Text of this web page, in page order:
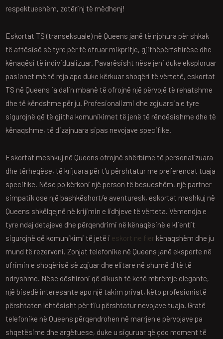
respektueshëm, zotërinj të mëdhenj!
Eskortat TS (transeksuale) në Queens janë të njohura për shkak
të aftësisë së tyre për të ofruar mikpritje, gjithëpërfshirëse dhe
kënaqësi të individualizuar. Pavarësisht nëse jeni duke eksploruar
pasionet më të reja apo duke kërkuar shoqëri të vërtetë, eskortat
TS në Queens ia dalin mbanë të ofrojnë një përvojë të rehatshme
dhe të këndshme për ju. Profesionalizmi dhe zgjuarsia e tyre
sigurojnë që të gjitha komunikimet të jenë të rëndësishme dhe të
kënaqshme, të dizajnuara sipas nevojave specifike.
Eskortat meshkuj në Queens ofrojnë shërbime të personalizuara
dhe tërheqëse, të krijuara për t'u përshtatur me preferencat tuaja
specifike. Nëse po kërkoni një person të besueshëm, një partner
simpatik ose një bashkëshort/e aventuresk, eskortat meshkuj në
Queens shkëlqejnë në krijimin e lidhjeve të vërteta. Vëmendja e
tyre ndaj detajeve dhe përqendrimi në kënaqësinë e klientit
sigurojnë që komunikimi të jetë i eskort ne fier kënaqshëm dhe ju
mund të rezervoni. Zonjat telefonike në Queens janë eksperte në
ofrimin e shoqërisë së zgjuar dhe elitare në shumë ditë të
ndryshme. Nëse dëshironi që dikush të ketë mbrëmje elegante,
një bisedë interesante apo një takim privat, këto profesionistë
përshtaten lehtësisht për t'iu përshtatur nevojave tuaja. Gratë
telefonike në Queens përqendrohen në marrjen e përvojave pa
shqetësime dhe argëtuese, duke u siguruar që çdo moment të